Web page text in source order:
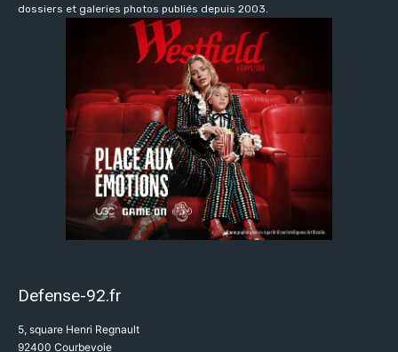
dossiers et galeries photos publiés depuis 2003.
Defense-92.fr
5, square Henri Regnault
92400 Courbevoie